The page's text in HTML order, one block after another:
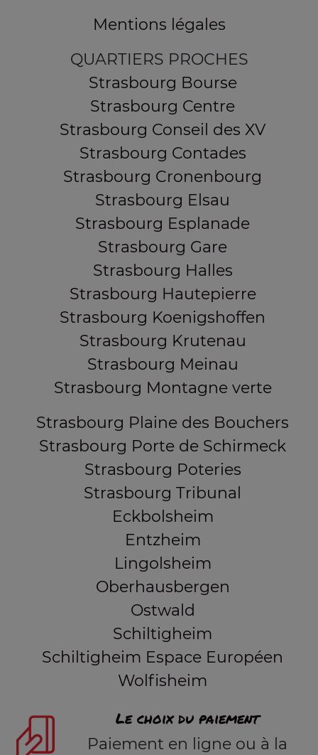
Mentions légales
QUARTIERS PROCHES
Strasbourg Bourse
Strasbourg Centre
Strasbourg Conseil des XV
Strasbourg Contades
Strasbourg Cronenbourg
Strasbourg Elsau
Strasbourg Esplanade
Strasbourg Gare
Strasbourg Halles
Strasbourg Hautepierre
Strasbourg Koenigshoffen
Strasbourg Krutenau
Strasbourg Meinau
Strasbourg Montagne verte
Strasbourg Plaine des Bouchers
Strasbourg Porte de Schirmeck
Strasbourg Poteries
Strasbourg Tribunal
Eckbolsheim
Entzheim
Lingolsheim
Oberhausbergen
Ostwald
Schiltigheim
Schiltigheim Espace Européen
Wolfisheim
Le choix du paiement
Paiement en ligne ou à la